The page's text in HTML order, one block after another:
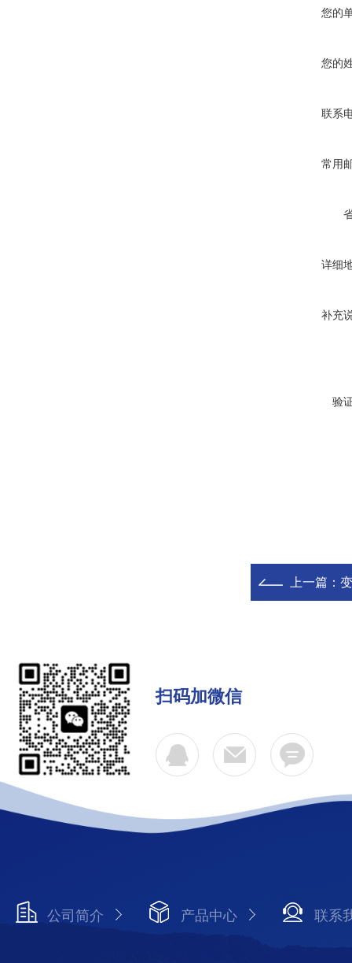
您的
您的
联系
常用
详细
补充
验
上一篇：
扫码加微信
公司简介 产品中心 联系